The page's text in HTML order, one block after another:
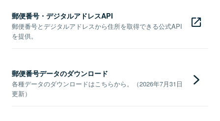
郵便番号・デジタルアドレスAPI
郵便番号とデジタルアドレスから住所を取得できる公式API
を提供。
郵便番号データのダウンロード
各種データのダウンロードはこちらから。（2026年7月31日
更新）